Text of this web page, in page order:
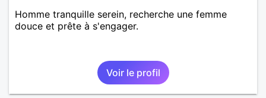
Homme tranquille serein, recherche une femme
douce et prête à s'engager.
Voir le profil